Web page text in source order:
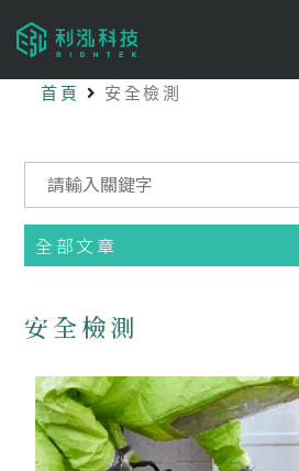
首頁 安全檢測
全部文章
安全檢測